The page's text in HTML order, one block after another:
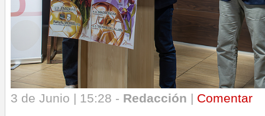
3 de Junio | 15:28 - Redacción | Comentar